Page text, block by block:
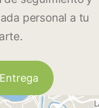
personal a tu